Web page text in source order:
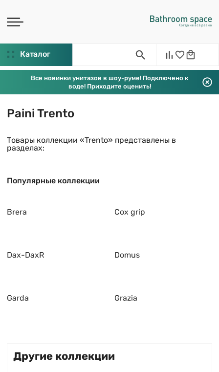
Каталог
Все новинки унитазов в шоу-руме! Подключено к
воде! Приходите оценить!
Paini Trento
Товары коллекции «Trento» представлены в
разделах:
Популярные коллекции
Brera Cox grip
Dax-DaxR Domus
Garda Grazia
Другие коллекции